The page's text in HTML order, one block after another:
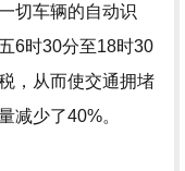
切车辆的自动识
6时30分至18时30
，从而使交通拥堵
减少了40%。